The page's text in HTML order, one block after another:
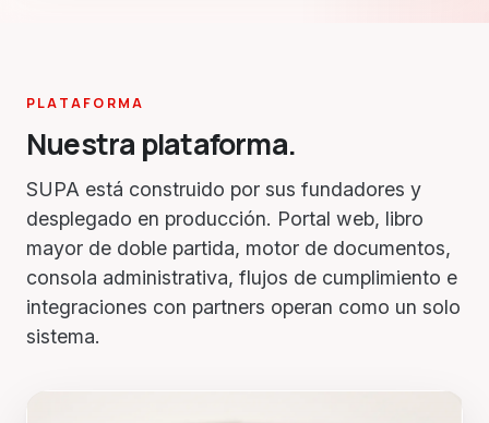
PLATAFORMA
Nuestra plataforma.
SUPA está construido por sus fundadores y
desplegado en producción. Portal web, libro
mayor de doble partida, motor de documentos,
consola administrativa, flujos de cumplimiento e
integraciones con partners operan como un solo
sistema.